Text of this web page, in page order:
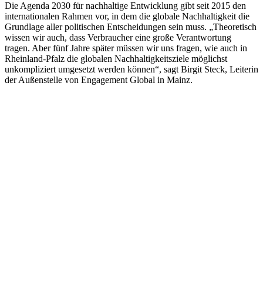
Die Agenda 2030 für nachhaltige Entwicklung gibt seit 2015 den
internationalen Rahmen vor, in dem die globale Nachhaltig­keit die
Grundlage aller politischen Entscheidungen sein muss. „Theoretisch
wissen wir auch, dass Verbraucher eine große Verantwortung
tragen. Aber fünf Jahre später müssen wir uns fragen, wie auch in
Rheinland-Pfalz die globalen Nachhaltigkeits­ziele möglichst
unkompliziert umgesetzt werden können“, sagt Birgit Steck, Leiterin
der Außenstelle von Engagement Global in Mainz.